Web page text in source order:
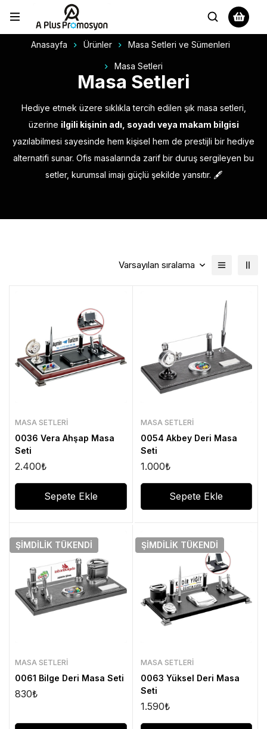
Anasayfa Ürünler Masa Setleri ve Sümenleri
Masa Setleri
Masa Setleri
Hediye etmek üzere sıklıkla tercih edilen şık masa setleri,
üzerine ilgili kişinin adı, soyadı veya makam bilgisi
yazılabilmesi sayesinde hem kişisel hem de prestijli bir hediye
alternatifi sunar. Ofis masalarında zarif bir duruş sergileyen bu
setler, kurumsal imajı güçlü şekilde yansıtır. 🖋️
Varsayılan sıralama
MASA SETLERI
0036 Vera Ahşap Masa
Seti
2.400₺
Sepete Ekle
MASA SETLERI
0054 Akbey Deri Masa
Seti
1.000₺
Sepete Ekle
ŞIMDILIK TÜKENDI
MASA SETLERI
0061 Bilge Deri Masa Seti
830₺
ŞIMDILIK TÜKENDI
MASA SETLERI
0063 Yüksel Deri Masa
Seti
1.590₺